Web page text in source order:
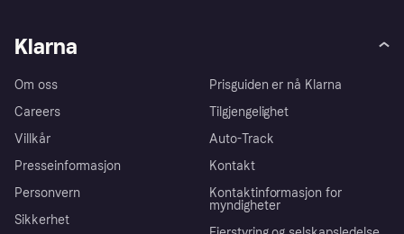
Klarna
Om oss
Careers
Villkår
Presseinformasjon
Personvern
Sikkerhet
Prisguiden er nå Klarna
Tilgjengelighet
Auto-Track
Kontakt
Kontaktinformasjon for
myndigheter